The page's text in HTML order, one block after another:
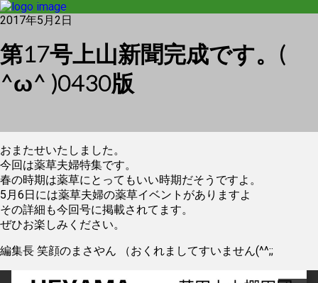
2017年5月2日
第17号上山新聞完成です。(
^ω^ )0430版
おまたせいたしました。
今回は薬草夫婦特集です。
春の時期は薬草にとってもいい時期だそうですよ。
5月6日には薬草夫婦の薬草イベントがありますよ
その詳細も今回号に掲載されてます。
ぜひお楽しみください。
編集長 笑顔のまさやん （おくれましてすいません(^^;;